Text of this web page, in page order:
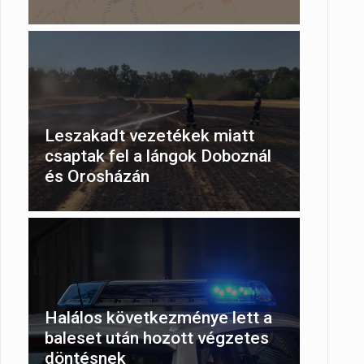
Leszakadt vezetékek miatt
csaptak fel a lángok Doboznál
és Orosházán
Halálos következménye lett a
baleset után hozott végzetes
döntésnek